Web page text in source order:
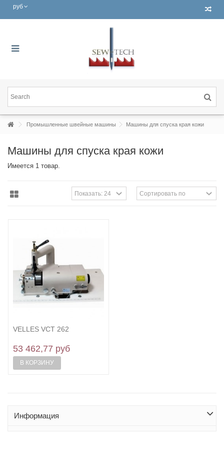
руб
Промышленные швейные машины Машины для спуска края кожи
Машины для спуска края кожи
Имеется 1 товар.
VELLES VCT 262
53 462,77 руб
В КОРЗИНУ
Информация